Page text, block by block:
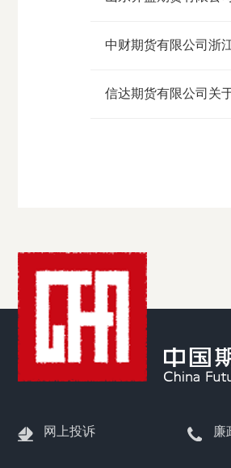
中财期货有限公司浙
信达期货有限公司关
网上投诉 廉
道